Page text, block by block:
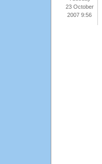
23 October
2007 9:56